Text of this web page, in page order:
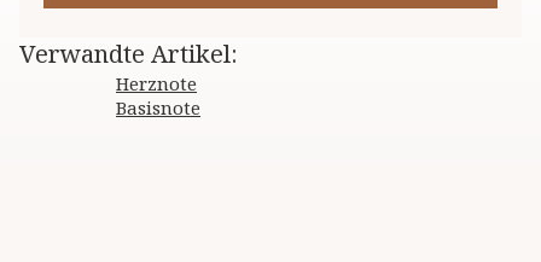
Verwandte Artikel:
Herznote
Basisnote